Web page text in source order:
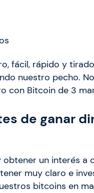
fácil, rápido y
nuestro pecho.
con Bitcoin de 3
de ganar
un interés a
muy claro e
bitcoins en